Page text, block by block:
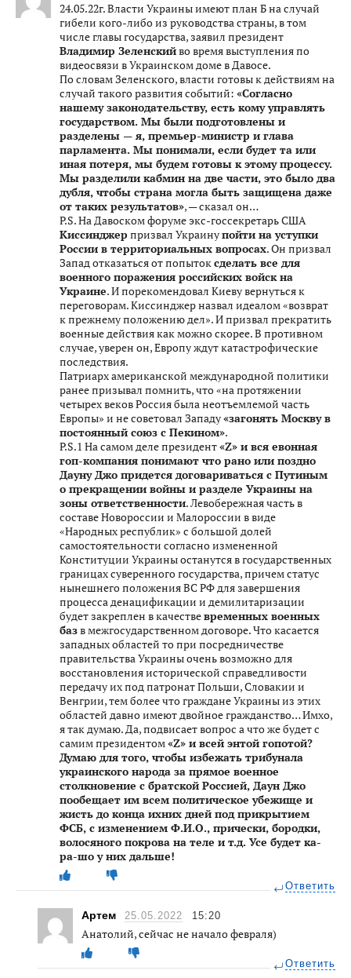
24.05.22г. Власти Украины имеют план Б на случай
гибели кого-либо из руководства страны, в том
числе главы государства, заявил президент
Владимир Зеленскийво время выступления по
видеосвязи в Украинском доме в Давосе.
По словам Зеленского, власти готовы к действиям на
случай такого развития событий: «Согласно
нашему законодательству, есть кому управлять
государством. Мы были подготовлены и
разделены — я, премьер-министр и глава
парламента. Мы понимали, если будет та или
иная потеря, мы будем готовы к этому процессу.
Мы разделили кабмин на две части, это было два
дубля, чтобы страна могла быть защищена даже
от таких результатов», — сказал он…
P.S. На Давоском форуме экс-госсекретарь США
Киссинджер призвал Украинупойти на уступки
России в территориальных вопросах. Он призвал
Запад отказаться от попытоксделать все для
военного поражения российских войск на
Украине. И порекомендовал Киеву вернуться к
переговорам. Киссинджер назвал идеалом «возврат
к прежнему положению дел». И призвал прекратить
военные действия как можно скорее. В противном
случае, уверен он, Европу ждут катастрофические
последствия.
Патриарх американской международной политики
ранее призывал помнить, что «на протяжении
четырех веков Россия была неотъемлемой часть
Европы» и не советовал Западу«загонять Москву в
постоянный союз с Пекином».
P.S.1 На самом деле президент«Z» и вся евонная
гоп-компания понимают что рано или поздно
Дауну Джо придется договариваться с Путиным
о прекращении войны и разделе Украины на
зоны ответственности. Левобережная часть в
составе Новороссии и Малороссии в виде
«Народных республик» c большой долей
самостоятельности согласно измененной
Конституции Украины останутся в государственных
границах суверенного государства, причем статус
нынешнего положения ВС РФ для завершения
процесса денацификации и демилитаризации
будет закреплен в качествевременных военных
базв межгосударственном договоре. Что касается
западных областей то при посредничестве
правительства Украины очень возможно для
восстановления исторической справедливости
передачу их под патронат Польши, Словакии и
Венгрии, тем более что граждане Украины из этих
областей давно имеют двойное гражданство… Имхо,
я так думаю. Да, подвисает вопрос а что же будет с
самим президентом«Z» и всей энтой гопотой?
Думаю для того, чтобы избежать трибунала
украинского народа за прямое военное
столкновение с братской Россией, Даун Джо
пообещает им всем политическое убежище и
жисть до конца ихних дней под прикрытием
ФСБ, с изменением Ф.И.О., прически, бородки,
волосяного покрова на теле и т.д. Усе будет ка-
ра-шо у них дальше!
Ответить
Артем 25.05.2022 15:20
Анатолий, сейчас не начало февраля)
Ответить